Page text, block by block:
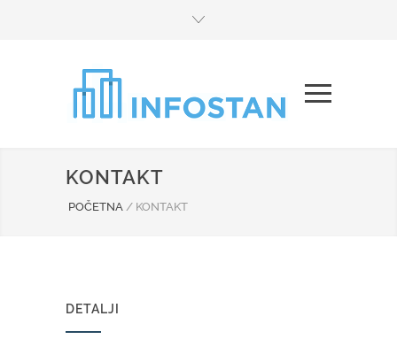
KONTAKT
POČETNA / KONTAKT
DETALJI